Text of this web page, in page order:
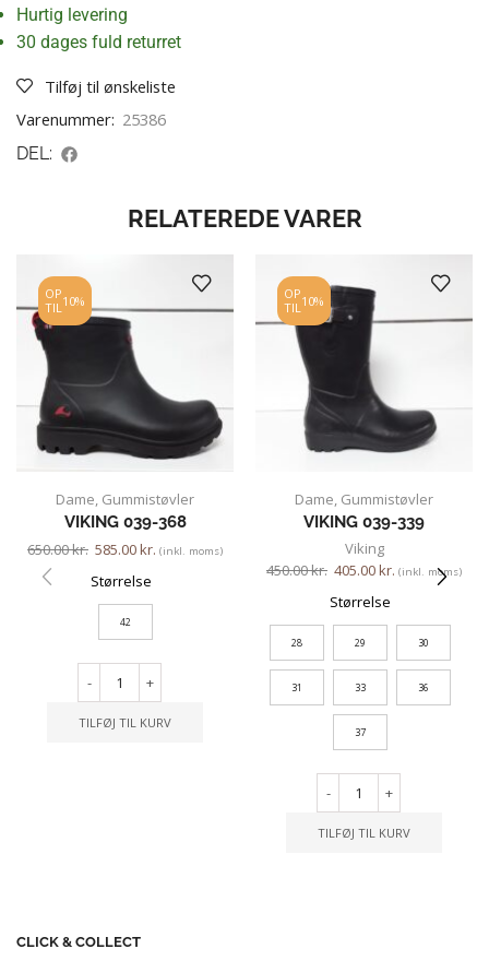
Hurtig levering
30 dages fuld returret
Tilføj til ønskeliste
Varenummer: 25386
DEL:
RELATEREDE VARER
OP
TIL10%
Dame, Gummistøvler
VIKING 039-368
650.00kr. 585.00kr. (inkl. moms)
Størrelse
42
- +
TILFØJ TIL KURV
OP
TIL10%
Dame, Gummistøvler
VIKING 039-339
Viking
450.00kr. 405.00kr. (inkl. moms)
Størrelse
28 29 30
31 33 36
37
- +
TILFØJ TIL KURV
CLICK & COLLECT